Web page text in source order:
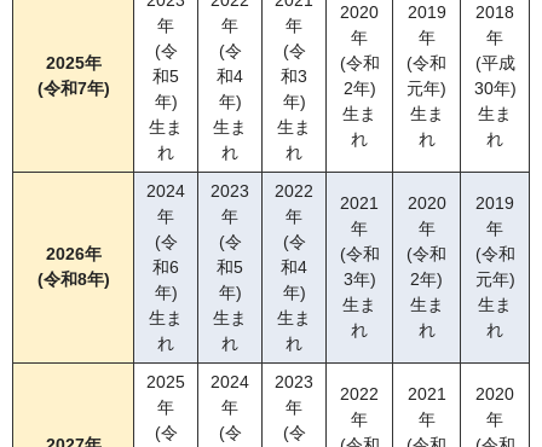
2025年
(令和7年)
年
(令
和5
年)
生ま
れ
年
(令
和4
年)
生ま
れ
年
(令
和3
年)
生ま
れ
2020
年
(令和
2年)
生ま
れ
2019
年
(令和
元年)
生ま
れ
2018
年
(平成
30年)
生ま
れ
2026年
(令和8年)
2024
年
(令
和6
年)
生ま
れ
2023
年
(令
和5
年)
生ま
れ
2022
年
(令
和4
年)
生ま
れ
2021
年
(令和
3年)
生ま
れ
2020
年
(令和
2年)
生ま
れ
2019
年
(令和
元年)
生ま
れ
2025
年
(令
2024
年
(令
2023
年
(令
2022
年
2021
年
2020
年